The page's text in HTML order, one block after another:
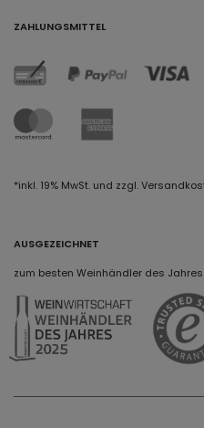
ZAHLUNGSMITTEL
*inkl. 19% MwSt. und zzgl.
AUSGEZEICHNET
zum besten Weinhändler des